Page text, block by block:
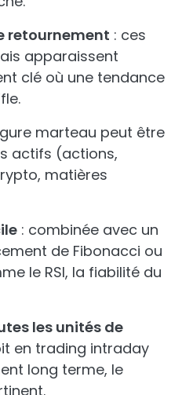
retournement : ces
apparaissent
clé où une tendance
marteau peut être
actifs (actions,
matières
: combinée avec un
de Fibonacci ou
le RSI, la fiabilité du
les unités de
en trading intraday
long terme, le